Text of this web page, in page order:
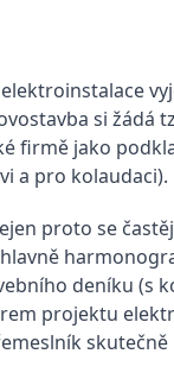
si
firmě jako
a pro kolaudaci).
proto se
deníku (s
projektu
skutečně